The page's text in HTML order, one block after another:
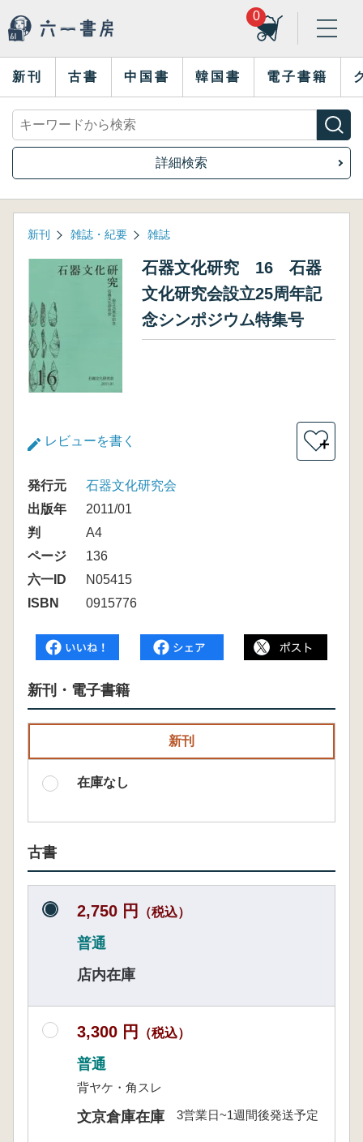
0
新刊 古書 中国書 韓国書 電子書籍
詳細検索
新刊 雑誌・紀要 雑誌
石器文化研究 16 石器
文化研究会設立25周年記
念シンポジウム特集号
レビューを書く ＋
発行元
石器文化研究会
出版年
2011/01
判
A4
ページ
136
六一ID
N05415
ISBN
0915776
新刊・電子書籍
新刊
在庫なし
古書
2,750 円 （税込）
普通
店内在庫
3,300 円 （税込）
普通
背ヤケ・角スレ
文京倉庫在庫 3営業日~1週間後発送予定